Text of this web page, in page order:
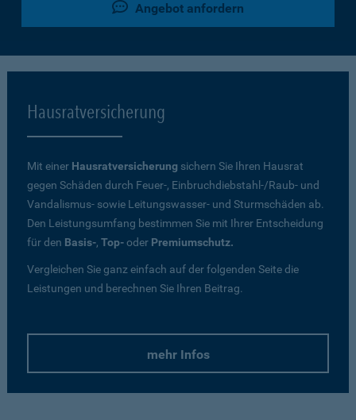
Angebot anfordern
Hausratversicherung
Mit einer Hausratversicherung sichern Sie Ihren Hausrat
gegen Schäden durch Feuer-, Einbruchdiebstahl-/Raub- und
Vandalismus- sowie Leitungswasser- und Sturmschäden ab.
Den Leistungsumfang bestimmen Sie mit Ihrer Entscheidung
für den Basis-, Top-oder Premiumschutz.
Vergleichen Sie ganz einfach auf der folgenden Seite die
Leistungen und berechnen Sie Ihren Beitrag.
mehr Infos